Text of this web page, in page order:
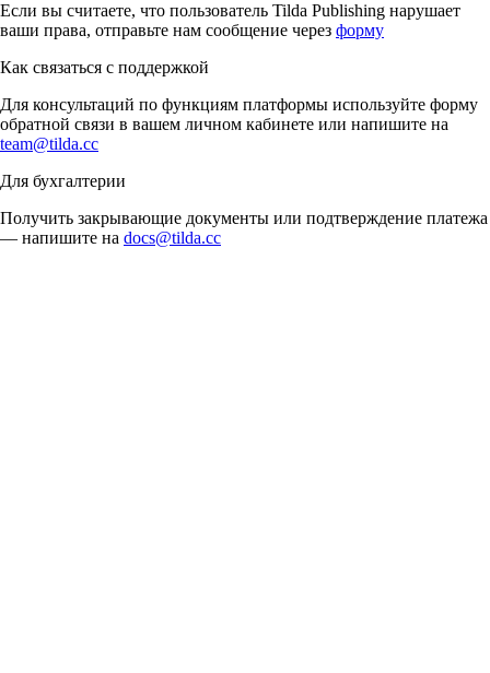
Если вы считаете, что пользователь Tilda Publishing нарушает
ваши права, отправьте нам сообщение через форму
Как связаться с поддержкой
Для консультаций по функциям платформы используйте форму
обратной связи в вашем личном кабинете или напишите на
team@tilda.cc
Для бухгалтерии
Получить закрывающие документы или подтверждение платежа
— напишите на docs@tilda.cc